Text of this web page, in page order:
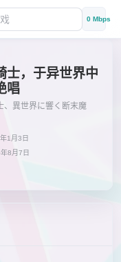
0 Mbps
士，于异世界中
唱
、異世界に響く断末魔
1月3日
8月7日